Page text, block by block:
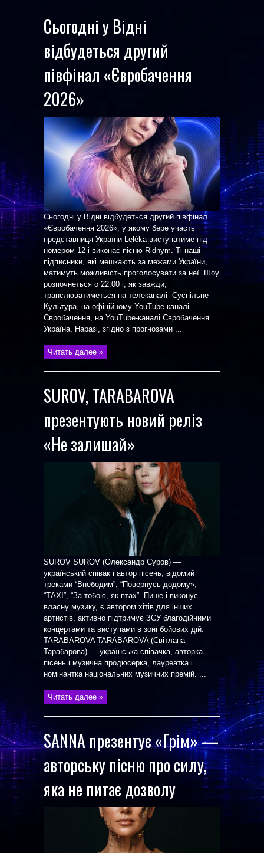
Сьогодні у Відні
відбудеться другий
півфінал «Євробачення
2026»
Сьогодні у Відні відбудеться другий півфінал
«Євробачення 2026», у якому бере участь
представниця України Lelѐka виступатиме під
номером 12 і виконає пісню Ridnym. Ті наші
підписники, які мешкають за межами України,
матимуть можливість проголосувати за неї. Шоу
розпочнеться о 22:00 і, як завжди,
транслюватиметься на телеканалі Суспільне
Культура, на офіційному YouTube-каналі
Євробачення, на YouTube-каналі Євробачення
Україна. Наразі, згідно з прогнозами ...
Читать далее »
SUROV, TARABAROVA
презентують новий реліз
«Не залишай»
SUROV SUROV (Олександр Суров) —
український співак і автор пісень, відомий
треками “Внебодим”, “Повернусь додому»,
“ТАХІ”, “За тобою, як птах”. Пише і виконує
власну музику, є автором хітів для інших
артистів, активно підтримує ЗСУ благодійними
концертами та виступами в зоні бойових дій.
TARABAROVA TARABAROVA (Світлана
Тарабарова) — українська співачка, авторка
пісень і музична продюсерка, лауреатка і
номінантка національних музичних премій. ...
Читать далее »
SANNA презентує «Грім» —
авторську пісню про силу,
яка не питає дозволу